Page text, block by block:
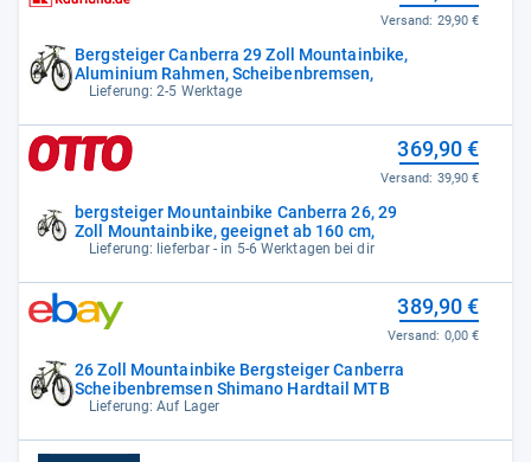
Bergsteiger Canberra 29 Zoll Mountainbike,
Aluminium Rahmen, Scheibenbremsen,
Lieferung: 2-5 Werktage
Versand: 29,90 €
bergsteiger Mountainbike Canberra 26, 29
Zoll Mountainbike, geeignet ab 160 cm,
Lieferung: lieferbar - in 5-6 Werktagen bei dir
369,90 €
Versand: 39,90 €
26 Zoll Mountainbike Bergsteiger Canberra
Scheibenbremsen Shimano Hardtail MTB
Lieferung: Auf Lager
389,90 €
Versand: 0,00 €